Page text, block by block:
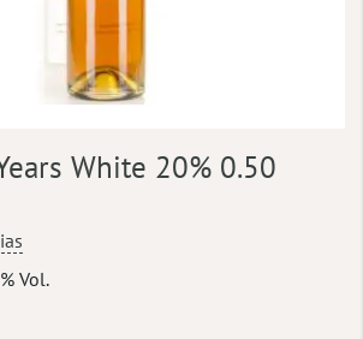
White 20% 0.50
Vol.